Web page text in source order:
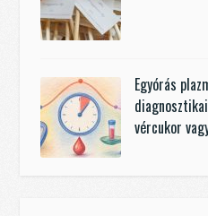
Egyórás
vércukor